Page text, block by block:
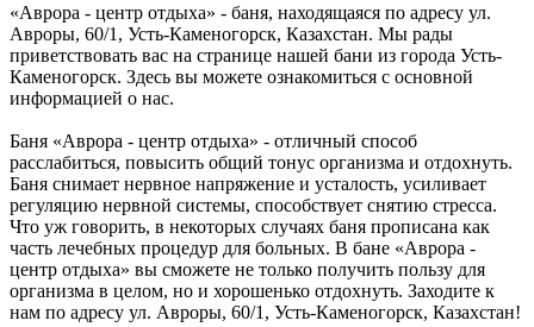
«Аврора - центр отдыха» - баня, находящаяся по адресу ул.
Авроры, 60/1, Усть-Каменогорск, Казахстан. Мы рады
приветствовать вас на странице нашей бани из города Усть-
Каменогорск. Здесь вы можете ознакомиться с основной
информацией о нас.
Баня «Аврора - центр отдыха» - отличный способ
расслабиться, повысить общий тонус организма и отдохнуть.
Баня снимает нервное напряжение и усталость, усиливает
регуляцию нервной системы, способствует снятию стресса.
Что уж говорить, в некоторых случаях баня прописана как
часть лечебных процедур для больных. В бане «Аврора -
центр отдыха» вы сможете не только получить пользу для
организма в целом, но и хорошенько отдохнуть. Заходите к
нам по адресу ул. Авроры, 60/1, Усть-Каменогорск, Казахстан!